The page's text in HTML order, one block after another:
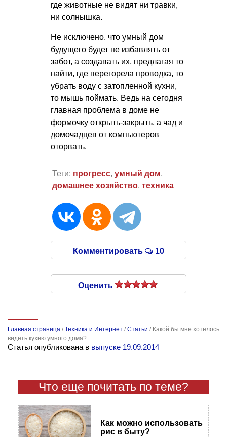
где животные не видят ни травки,
ни солнышка.
Не исключено, что умный дом
будущего будет не избавлять от
забот, а создавать их, предлагая то
найти, где перегорела проводка, то
убрать воду с затопленной кухни,
то мышь поймать. Ведь на сегодня
главная проблема в доме не
формочку открыть-закрыть, а чад и
домочадцев от компьютеров
оторвать.
Теги: прогресс, умный дом,
домашнее хозяйство, техника
Комментировать 10
Оценить
Главная страница /Техника и Интернет /Статьи / Какой бы мне хотелось
видеть кухню умного дома?
Статья опубликована в выпуске 19.09.2014
Что еще почитать по теме?
Как можно использовать
рис в быту?